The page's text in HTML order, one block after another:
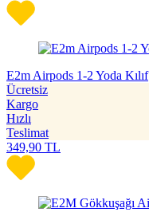
E2m Airpods 1-2 Yoda Kılıf
Ücretsiz
Kargo
Hızlı
Teslimat
349,90 TL